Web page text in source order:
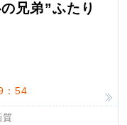
兄弟”ふたり
：54
質